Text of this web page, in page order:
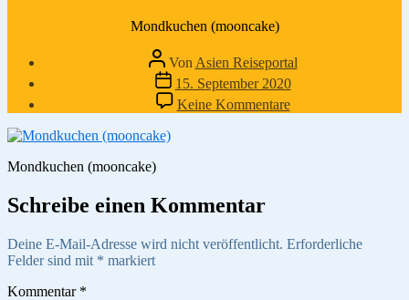
Mondkuchen (mooncake)
Beitragsautor
Von Asien Reiseportal
Veröffentlichungsdatum
15. September 2020
Keine Kommentarezu
mooncake-
Mondkuchen (mooncake)
Schreibe einen Kommentar
Deine E-Mail-Adresse wird nicht veröffentlicht. Erforderliche
Felder sind mit * markiert
Kommentar *